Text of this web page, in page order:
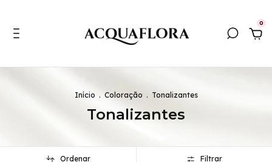
0
Início . Coloração . Tonalizantes
Tonalizantes
Ordenar Filtrar